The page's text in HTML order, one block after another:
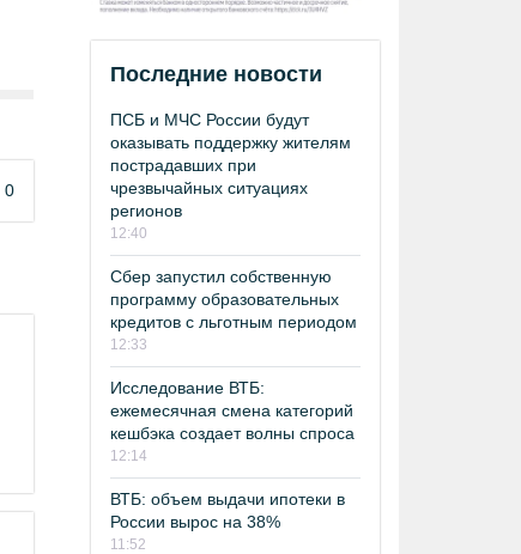
0
Последние новости
ПСБ и МЧС России будут
оказывать поддержку жителям
пострадавших при
чрезвычайных ситуациях
регионов
12:40
Сбер запустил собственную
программу образовательных
кредитов с льготным периодом
12:33
Исследование ВТБ:
ежемесячная смена категорий
кешбэка создает волны спроса
12:14
ВТБ: объем выдачи ипотеки в
России вырос на 38%
11:52